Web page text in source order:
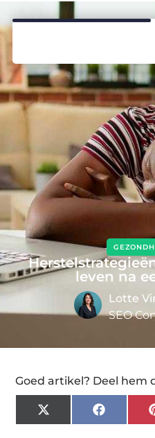
leven na
Lotte
SEO
Goed artikel? Deel hem
X
(Twitter)